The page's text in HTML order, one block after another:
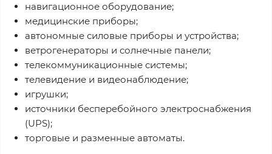
навигационное оборудование;
медицинские приборы;
автономные силовые приборы и устройства;
ветрогенераторы и солнечные панели;
телекоммуникационные системы;
телевидение и видеонаблюдение;
игрушки;
источники бесперебойного электроснабжения
(UPS);
торговые и разменные автоматы.